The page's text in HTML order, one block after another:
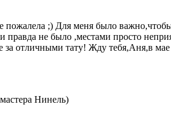
;) Для меня было
правда не было ,местами просто
за отличными тату! Жду тебя,Аня,в
Нинель)